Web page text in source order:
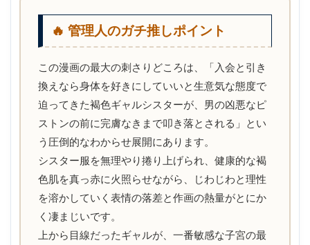
🔥 管理人のガチ推しポイント
この漫画の最大の刺さりどころは、「入会と引き
換えなら身体を好きにしていいと生意気な態度で
迫ってきた褐色ギャルシスターが、男の凶悪なピ
ストンの前に完膚なきまで叩き落とされる」とい
う圧倒的なわからせ展開にあります。
シスター服を無理やり捲り上げられ、健康的な褐
色肌を真っ赤に火照らせながら、じわじわと理性
を溶かしていく表情の落差と作画の熱量がとにか
く凄まじいです。
上から目線だったギャルが、一番敏感な子宮の最